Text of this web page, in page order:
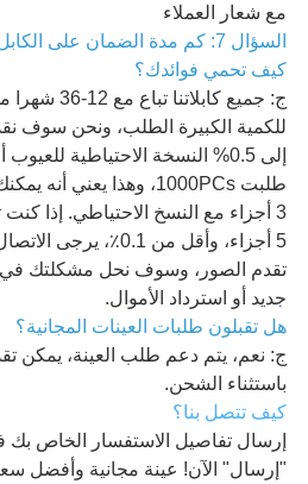
مع شعار العملاء
السؤال 7: كم مدة الضمان على
كيف تحمي فوائدك؟
ج: جميع
للكمية الكبيرة الطلب، ونحن سوف نقدم
إلى 0.5% النسخة الاحتياطية
طلبت 1000PCs، وهذا يعني أنه يمكنك الحصول على 100
3 أجزاء مع النسخ الاحتياطي. إذا
5 أجزاء، وأقل من 0.1٪، يرجى الاتصال المبيعات و
تقدم الصور، وسوف نحل مشكلتك
جديد أو استرداد الأموال.
هل تقبلون طلبات العينات المجانية؟
ج: نعم، يتم دعم طلب العينة، يمكن
باستثناء الشحن.
كيف تتصل بنا؟
إرسال تفاصيل الاستفسار الخاص
"إرسال" الآن! عينة مجانية وأفضل